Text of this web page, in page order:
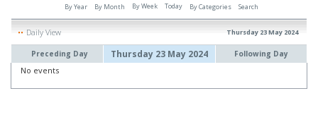
By Year By Month By Week Today By Categories Search
Daily View Thursday 23 May 2024
Preceding Day Thursday 23 May 2024 Following Day
No events